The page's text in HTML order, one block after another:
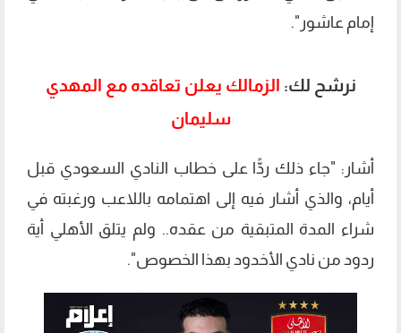
إمام عاشور".
نرشح لك: الزمالك يعلن تعاقده مع المهدي
سليمان
أشار: "جاء ذلك ردًّا على خطاب النادي السعودي قبل
أيام، والذي أشار فيه إلى اهتمامه باللاعب ورغبته في
شراء المدة المتبقية من عقده.. ولم يتلق الأهلي أية
ردود من نادي الأخدود بهذا الخصوص".